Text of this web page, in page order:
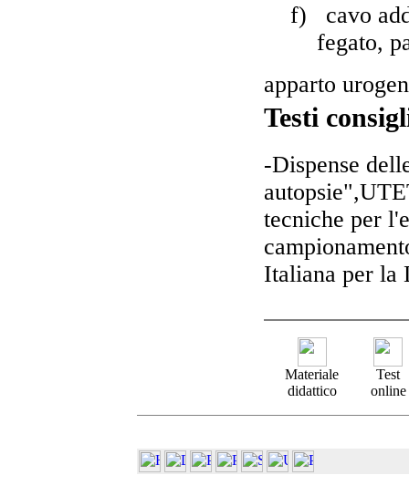
f)
cavo
fegato,
apparto
Testi
-Dispense
tecniche per
Italiana per la
Materiale
didattico
Test
online